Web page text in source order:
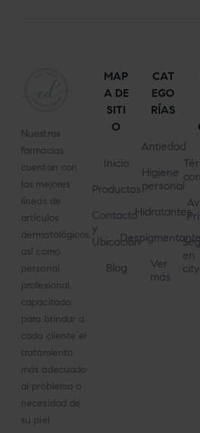
Nuestras
farmacias
cuentan con
las mejores
líneas de
artículos
dermatológicos,
así como
personal
profesional,
capacitado
para brindar a
cada cliente el
tratamiento
más adecuado
al problema o
necesidad de
su piel.
MAP
A DE
SITI
O
Inicio
Productos
Contacto
y
Ubicación
Blog
CAT
EGO
RÍAS
Antiedad
Higiene
personal
Hidratantes
Ver
más
en